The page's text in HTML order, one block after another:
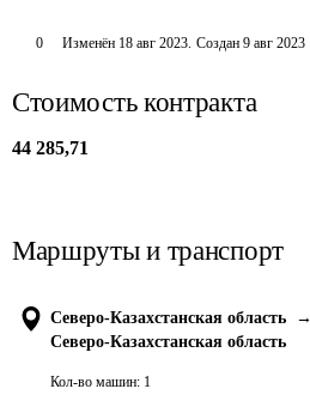
0 Изменён 18 авг 2023. Создан 9 авг 2023
Стоимость контракта
44 285,71
Маршруты и транспорт
Северо-Казахстанская область
→
Северо-Казахстанская область
Кол-во машин: 1